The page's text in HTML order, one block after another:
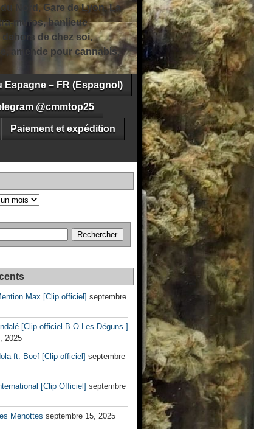
Nord, Gare de Lyon, La
muros, banlieue
de chez soi,
amende pour cannabis,
Espagne – FR (Espagnol)
@cmmtop25
Paiement et expédition
Max [Clip officiel] septembre
[Clip officiel B.O Les Déguns ]
2025
ft. Boef [Clip officiel] septembre
[Clip Officiel] septembre
Menottes septembre 15, 2025